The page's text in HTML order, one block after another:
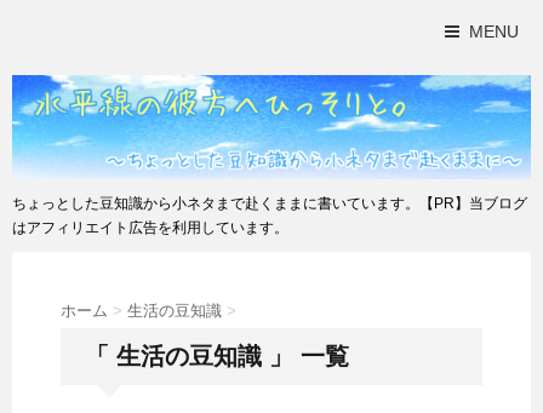
MENU
ちょっとした豆知識から小ネタまで赴くままに書いています。【PR】当ブログ
はアフィリエイト広告を利用しています。
ホーム > 生活の豆知識 >
「 生活の豆知識 」 一覧